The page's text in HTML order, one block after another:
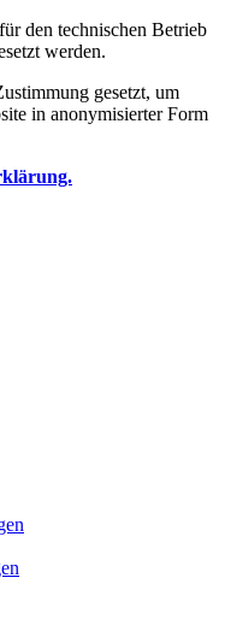
den technischen Betrieb
werden.
gesetzt, um
in anonymisierter Form